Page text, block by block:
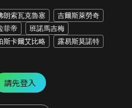
朗索瓦克魯塞
吉爾斯萊勞奇
菲帝
班諾馬吉梅
斯卡爾艾比略 露易斯莫諾特
請先登入